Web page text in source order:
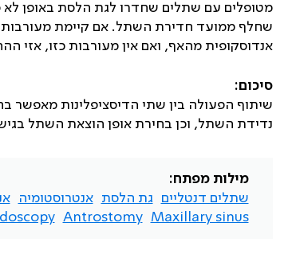
מטופלים עם שתלים שחדרו לגת הלסת באופן
שחלף ממועד חדירת השתל. אם קיימת
אנדוסקופית מהאף, ואם אין מעורבות כזו, אזי
סיכום:
שיתוף הפעולה בין שתי הדיסציפלינות
נדידת השתל, וכן בחירת אופן הוצאת השתל
מילות מפתח:
שתלים דנטליים
גת הלסת אנטרוסטומיה
Maxillary sinus
Antrostomy